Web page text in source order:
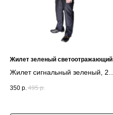
Жилет зеленый светоотражающий
Жилет сигнальный зеленый, 2
350 р. 495 р.